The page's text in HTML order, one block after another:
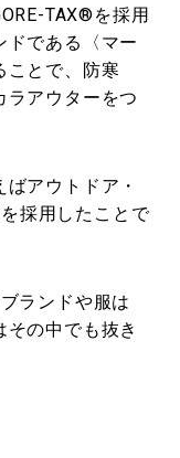
TAX®を採用
ドである〈マー
ことで、防寒
ラアウターをつ
アウトドア・
採用したことで
ランドや服は
の中でも抜き